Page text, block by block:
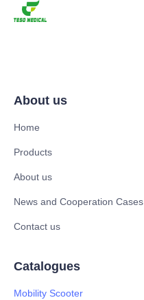
About us
Home
Products
About us
News and Cooperation Cases
Contact us
Catalogues
Mobility Scooter